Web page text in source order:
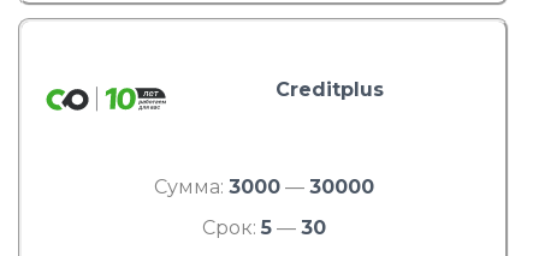
Creditplus
Сумма: 3000— 30000
Срок: 5— 30